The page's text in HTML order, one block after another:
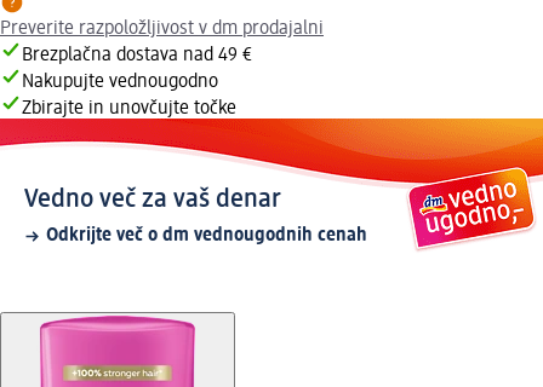
Preverite razpoložljivost v dm prodajalni
Brezplačna dostava nad 49 €
Nakupujte vednougodno
Zbirajte in unovčujte točke
Vedno več za vaš denar
Odkrijte več o dm vednougodnih cenah